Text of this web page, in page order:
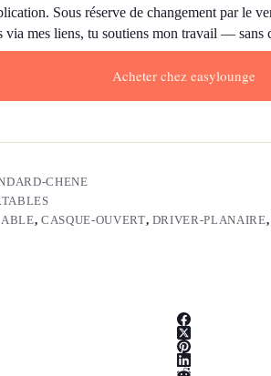
Sous réserve de changement par le
mes liens, tu soutiens mon travail — sans
Acheter chez easylounge
CHENE
,CASQUE-OUVERT, DRIVER-PLANAIRE,